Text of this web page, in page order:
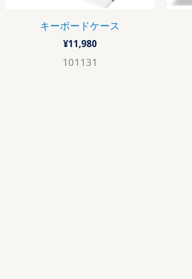
キーボードケース
¥11,980
101131